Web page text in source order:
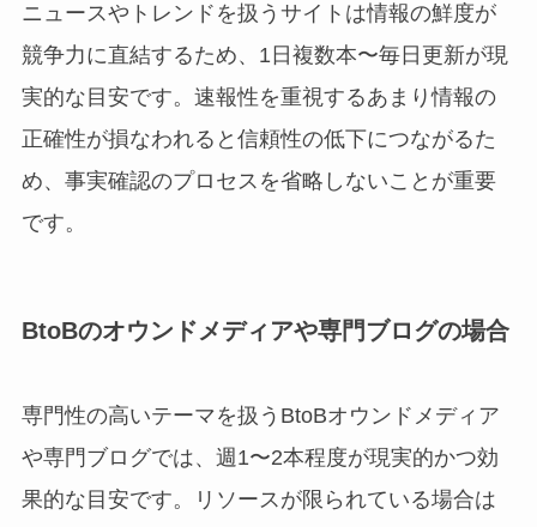
ニュースやトレンドを扱うサイトは情報の鮮度が
競争力に直結するため、1日複数本〜毎日更新が現
実的な目安です。速報性を重視するあまり情報の
正確性が損なわれると信頼性の低下につながるた
め、事実確認のプロセスを省略しないことが重要
です。
BtoBのオウンドメディアや専門ブログの場合
専門性の高いテーマを扱うBtoBオウンドメディア
や専門ブログでは、週1〜2本程度が現実的かつ効
果的な目安です。リソースが限られている場合は